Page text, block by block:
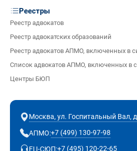
Реестры
Реестр адвокатов
Реестр адвокатских образований
Реестр адвокатов АПМО, включенных в
Список адвокатов АПМО, включенных в
Центры БЮП
Москва, ул. Госпитальный Вал,
АПМО:+7 (499) 130-97-98
ЕЦ-СЮП:+7 (495) 120-22-65